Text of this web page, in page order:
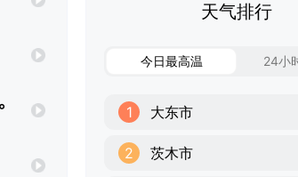
天气排行
今日最高温 24小
1 大东市
2 茨木市